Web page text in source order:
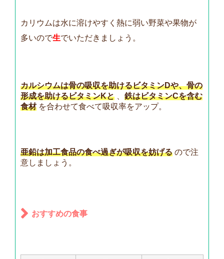
カリウムは水に溶けやすく熱に弱い野菜や果物が
多いので生でいただきましょう。
カルシウムは骨の吸収を助けるビタミンDや、骨の
形成を助けるビタミンKと
鉄はビタミンCを含む
食材を合わせて食べて吸収率をアップ。
亜鉛は加工食品の食べ過ぎが吸収を妨げる ので注
意しましょう。
おすすめの食事